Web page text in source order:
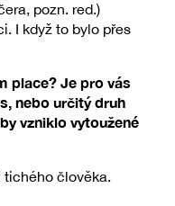
pozn. red.)
I když to bylo přes
place? Je pro vás
nebo určitý druh
vzniklo vytoužené
tichého člověka.